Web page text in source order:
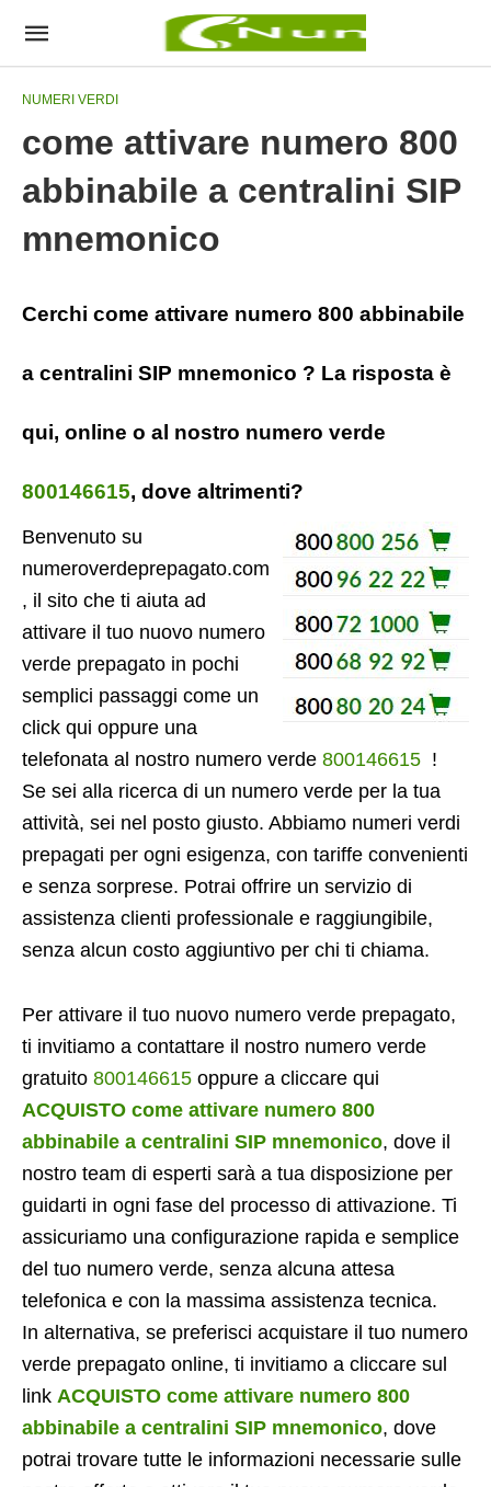
NUMERI VERDI
come attivare numero 800
abbinabile a centralini SIP
mnemonico
Cerchi come attivare numero 800 abbinabile
a centralini SIP mnemonico ? La risposta è
qui, online o al nostro numero verde
800146615, dove altrimenti?
Benvenuto su
numeroverdeprepagato.com
, il sito che ti aiuta ad
attivare il tuo nuovo numero
verde prepagato in pochi
semplici passaggi come un
click qui oppure una
telefonata al nostro numero verde 800146615 !
Se sei alla ricerca di un numero verde per la tua
attività, sei nel posto giusto. Abbiamo numeri verdi
prepagati per ogni esigenza, con tariffe convenienti
e senza sorprese. Potrai offrire un servizio di
assistenza clienti professionale e raggiungibile,
senza alcun costo aggiuntivo per chi ti chiama.
Per attivare il tuo nuovo numero verde prepagato,
ti invitiamo a contattare il nostro numero verde
gratuito 800146615 oppure a cliccare qui
ACQUISTO come attivare numero 800
abbinabile a centralini SIP mnemonico, dove il
nostro team di esperti sarà a tua disposizione per
guidarti in ogni fase del processo di attivazione. Ti
assicuriamo una configurazione rapida e semplice
del tuo numero verde, senza alcuna attesa
telefonica e con la massima assistenza tecnica.
In alternativa, se preferisci acquistare il tuo numero
verde prepagato online, ti invitiamo a cliccare sul
link ACQUISTO come attivare numero 800
abbinabile a centralini SIP mnemonico, dove
potrai trovare tutte le informazioni necessarie sulle